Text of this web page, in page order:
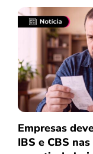
Empresas
IBS e CBS